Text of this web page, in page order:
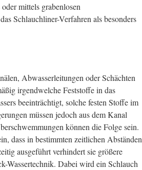
mittels grabenlosen
Schlauchliner-Verfahren als besonders
Abwasserleitungen oder Schächten
irgendwelche Feststoffe in das
beeinträchtigt, solche festen Stoffe im
müssen jedoch aus dem Kanal
können die Folge sein.
dass in bestimmten zeitlichen Abständen
ausgeführt verhindert sie größere
Wassertechnik. Dabei wird ein Schlauch